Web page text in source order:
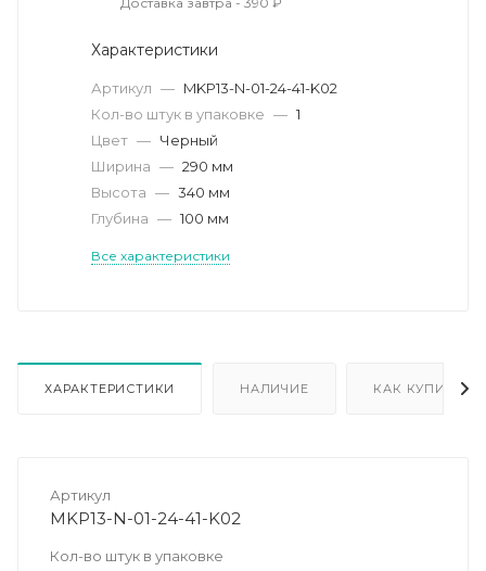
Характеристики
Артикул — MKP13-N-01-24-41-K02
Кол-во штук в упаковке — 1
Цвет — Черный
Ширина — 290 мм
Высота — 340 мм
Глубина — 100 мм
Все характеристики
ХАРАКТЕРИСТИКИ НАЛИЧИЕ КАК КУПИТЬ
Артикул
MKP13-N-01-24-41-K02
Кол-во штук в упаковке